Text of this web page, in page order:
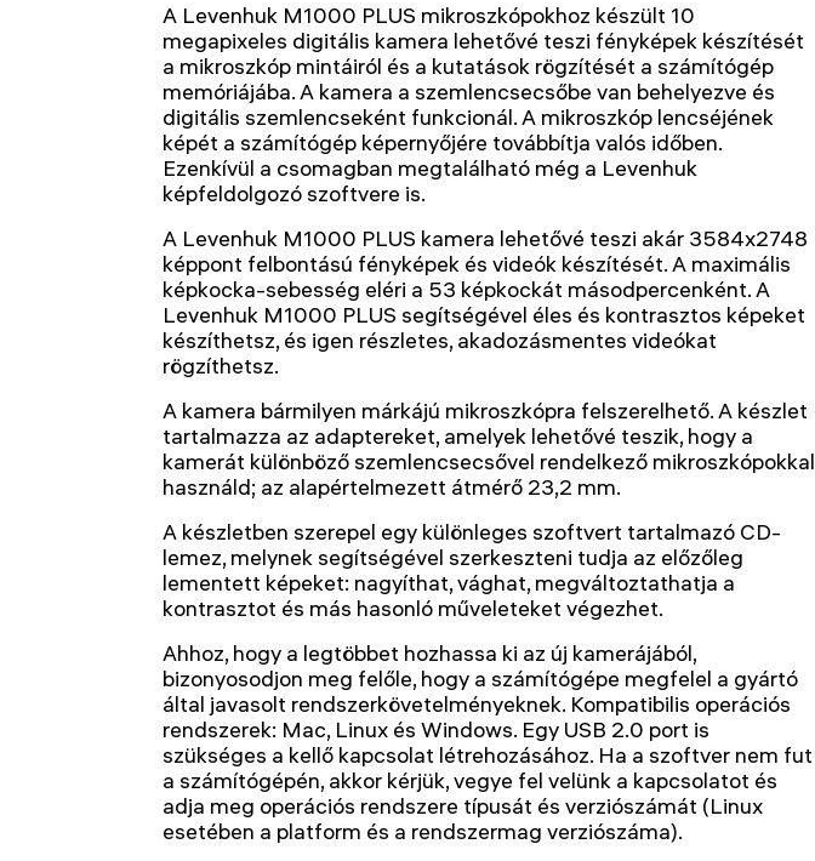
A Levenhuk M1000 PLUS mikroszkópokhoz készült 10
megapixeles digitális kamera lehetővé teszi fényképek készítését
a mikroszkóp mintáiról és a kutatások rögzítését a számítógép
memóriájába. A kamera a szemlencsecsőbe van behelyezve és
digitális szemlencseként funkcionál. A mikroszkóp lencséjének
képét a számítógép képernyőjére továbbítja valós időben.
Ezenkívül a csomagban megtalálható még a Levenhuk
képfeldolgozó szoftvere is.
A Levenhuk M1000 PLUS kamera lehetővé teszi akár 3584x2748
képpont felbontású fényképek és videók készítését. A maximális
képkocka-sebesség eléri a 53 képkockát másodpercenként. A
Levenhuk M1000 PLUS segítségével éles és kontrasztos képeket
készíthetsz, és igen részletes, akadozásmentes videókat
rögzíthetsz.
A kamera bármilyen márkájú mikroszkópra felszerelhető. A készlet
tartalmazza az adaptereket, amelyek lehetővé teszik, hogy a
kamerát különböző szemlencsecsővel rendelkező mikroszkópokkal
használd; az alapértelmezett átmérő 23,2 mm.
A készletben szerepel egy különleges szoftvert tartalmazó CD-
lemez, melynek segítségével szerkeszteni tudja az előzőleg
lementett képeket: nagyíthat, vághat, megváltoztathatja a
kontrasztot és más hasonló műveleteket végezhet.
Ahhoz, hogy a legtöbbet hozhassa ki az új kamerájából,
bizonyosodjon meg felőle, hogy a számítógépe megfelel a gyártó
által javasolt rendszerkövetelményeknek. Kompatibilis operációs
rendszerek: Mac, Linux és Windows. Egy USB 2.0 port is
szükséges a kellő kapcsolat létrehozásához. Ha a szoftver nem fut
a számítógépén, akkor kérjük, vegye fel velünk a kapcsolatot és
adja meg operációs rendszere típusát és verziószámát (Linux
esetében a platform és a rendszermag verziószáma).